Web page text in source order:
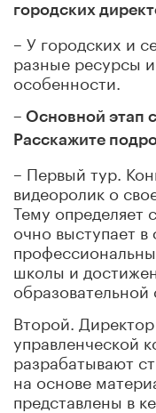
городских
– У городских и
разные ресурсы
особенности.
– Основной этап
Расскажите
– Первый тур.
видеоролик о
Тему определяет
очно выступает
школы и
образовательной
Второй.
управленческой
разрабатывают
на основе
представлены в